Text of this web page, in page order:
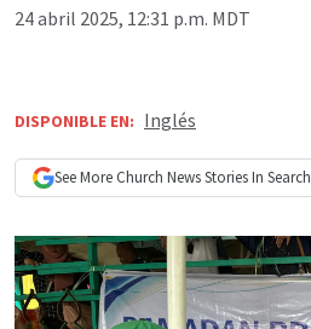
24 abril 2025, 12:31 p.m. MDT
DISPONIBLE EN: Inglés
See More Church NewsStories In Search